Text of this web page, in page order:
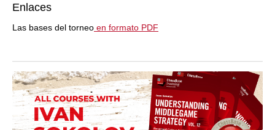
Enlaces
Las bases del torneo en formato PDF